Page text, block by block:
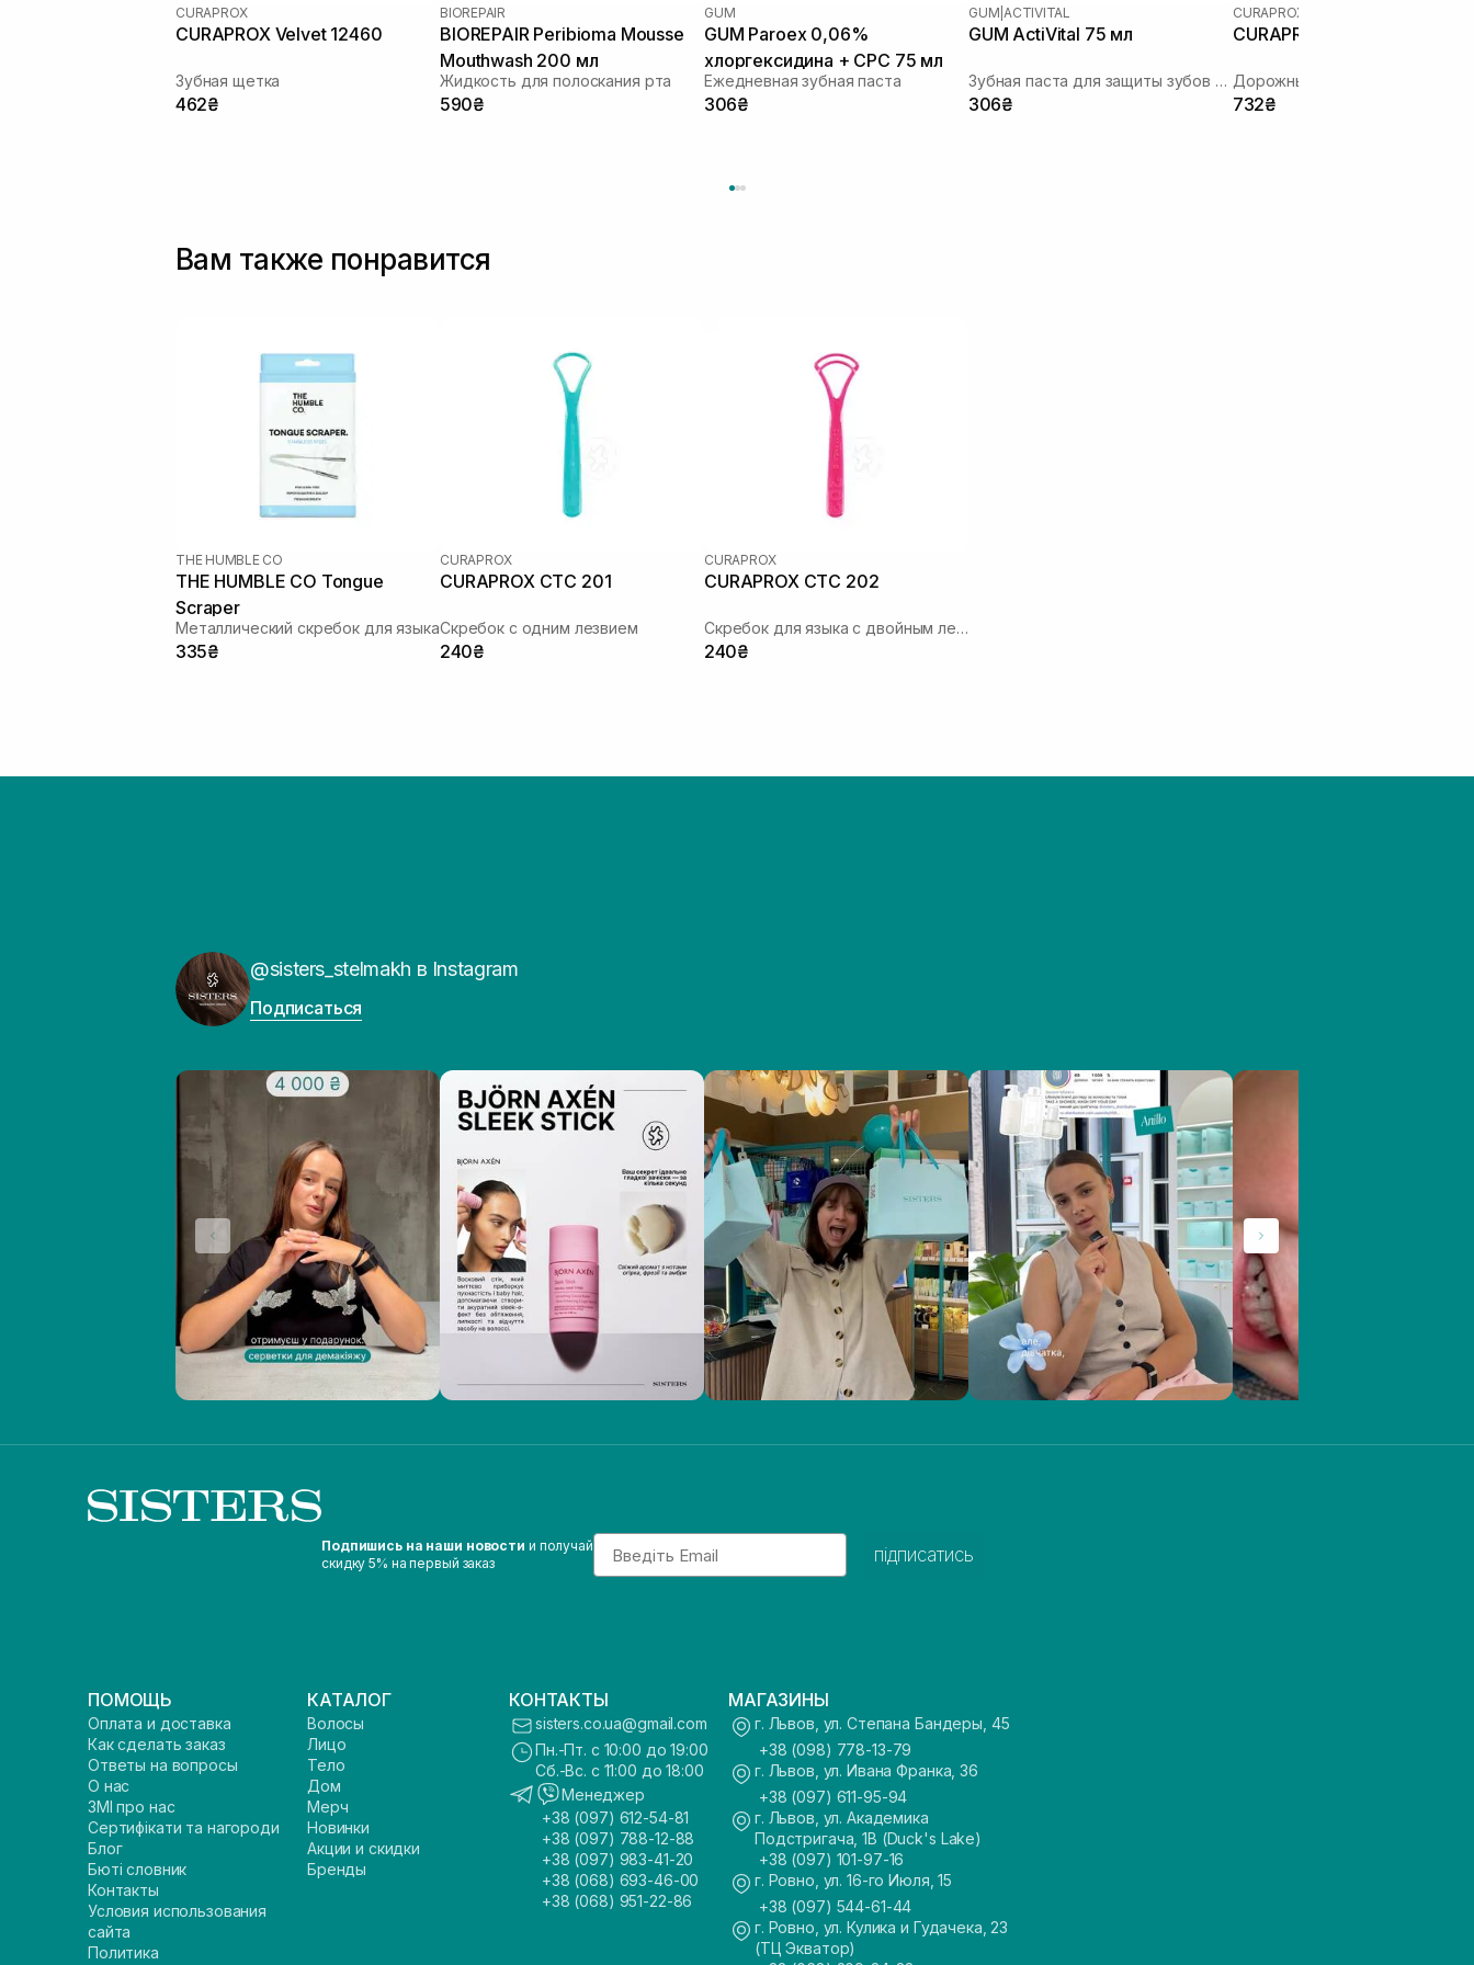
CURAPROX
CURAPROX Velvet 12460
Зубная щетка
462₴
BIOREPAIR
BIOREPAIR Peribioma Mousse
Mouthwash 200 мл
Жидкость для полоскания рта
590₴
GUM
GUM Paroex 0,06%
хлоргексидина + СРС 75 мл
Ежедневная зубная паста
306₴
GUM |ACTIVITAL
GUM ActiVital 75 мл
Зубная паста для защиты зубов и свежего дыхания
306₴
CURAPROX
CURAPROX 'Be You' Blue
Дорожный набор для полости
732₴
Вам также понравится
THE HUMBLE CO
THE HUMBLE CO Tongue
Scraper
Металлический скребок для языка
335₴
CURAPROX
CURAPROX CTC 201
Скребок с одним лезвием
240₴
CURAPROX
CURAPROX CTC 202
Скребок для языка с двойным лезвием
240₴
@sisters_stelmakh в Instagram
Подписаться
Подпишись на наши новости и получай
скидку 5% на первый заказ
Email
підписатись
ПОМОЩЬ
Оплата и доставка
Как сделать заказ
Ответы на вопросы
О нас
ЗМІ про нас
Сертифікати та нагороди
Блог
Бюті словник
Контакты
Условия использования
сайта
Политика
КАТАЛОГ
Волосы
Лицо
Тело
Дом
Мерч
Новинки
Акции и скидки
Бренды
КОНТАКТЫ
sisters.co.ua@gmail.com
Пн.-Пт. с 10:00 до 19:00
Сб.-Вс. с 11:00 до 18:00
Менеджер
+38 (097) 612-54-81
+38 (097) 788-12-88
+38 (097) 983-41-20
+38 (068) 693-46-00
+38 (068) 951-22-86
МАГАЗИНЫ
г. Львов, ул. Степана Бандеры, 45
+38 (098) 778-13-79
г. Львов, ул. Ивана Франка, 36
+38 (097) 611-95-94
г. Львов, ул. Академика
Подстригача, 1В (Duck's Lake)
+38 (097) 101-97-16
г. Ровно, ул. 16-го Июля, 15
+38 (097) 544-61-44
г. Ровно, ул. Кулика и Гудачека, 23
(ТЦ Экватор)